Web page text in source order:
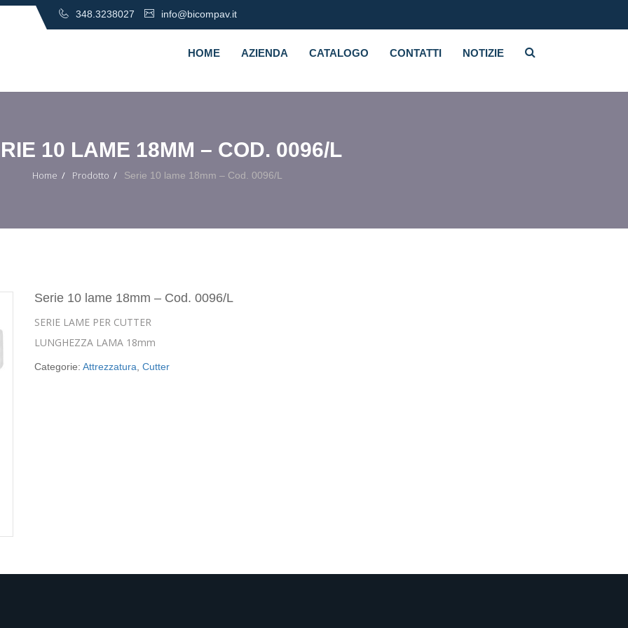
348.3238027 info@bicompav.it
HOME AZIENDA CATALOGO CONTATTI NOTIZIE
10 LAME 18MM – COD. 0096/L
Home Prodotto Serie 10 lame 18mm – Cod. 0096/L
Serie 10 lame 18mm – Cod. 0096/L
SERIE LAME PER CUTTER
LUNGHEZZA LAMA 18mm
Categorie: Attrezzatura Cutter